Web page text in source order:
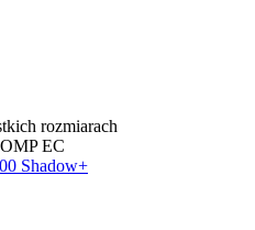
rozmiarach
EC
Shadow+